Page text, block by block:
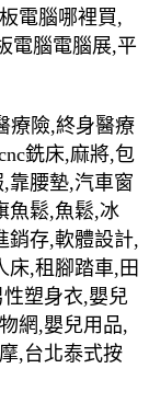
電腦哪裡買,
電腦電腦展,平
療險,終身醫療
銑床,麻將,包
靠腰墊,汽車窗
魚鬆,魚鬆,冰
銷存,軟體設計,
床,租腳踏車,田
塑身衣,嬰兒
網,嬰兒用品,
,台北泰式按